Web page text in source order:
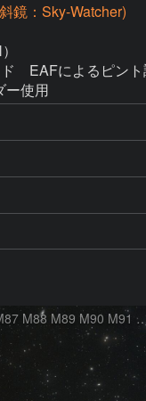
鏡：Sky-Watcher)
　EAFによるピン
ー使用
M87 M88 M89 M90 M91 マルカリアン